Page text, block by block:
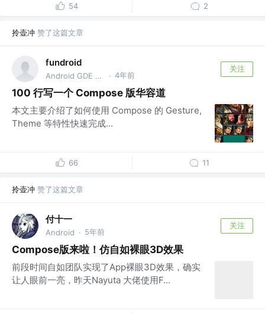
54 2
拎壶冲 赞了这篇文章
fundroid
Android GDE @Bytedance · 4年前
关注
100 行写一个 Compose 版华容道
本文主要介绍了如何使用 Compose 的 Gesture,
Theme 等特性快速完成...
66 11
拎壶冲 赞了这篇文章
付十一
Android · 5年前
关注
Compose版来啦！仿自如裸眼3D效果
前段时间自如团队实现了App裸眼3D效果，确实
让人眼前一亮，昨天Nayuta 大佬使用F...